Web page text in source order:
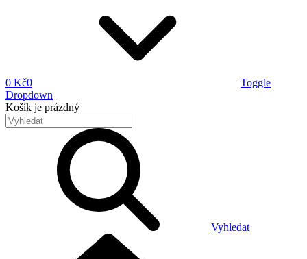
0 Kč0
Toggle
Dropdown
Košík je prázdný
Vyhledat